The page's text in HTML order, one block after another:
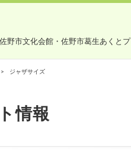
佐野市文化会館・佐野市葛生あくと
ジャザサイズ
情報